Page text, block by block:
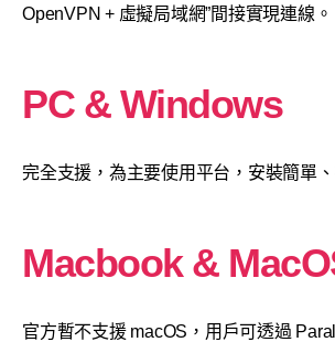
OpenVPN + 虛擬局域網”間接實現連線。
PC & Windows
完全支援，為主要使用平台，安裝簡單
Macbook &
官方暫不支援 macOS，用戶可透過